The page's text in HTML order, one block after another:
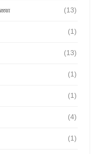
(13)
(1)
(13)
(1)
(1)
(4)
(1)